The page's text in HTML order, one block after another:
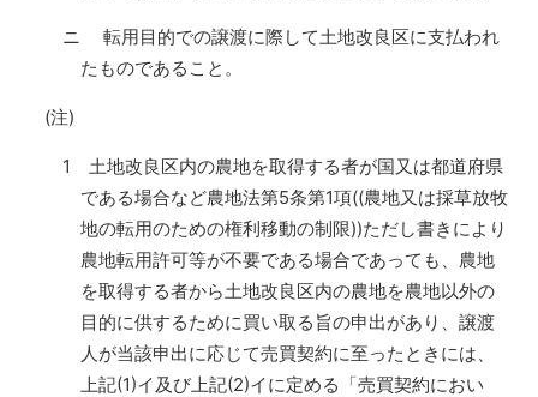
ニ 転用目的での譲渡に際して土地改良区に支払われ
たものであること。
(注)
1 土地改良区内の農地を取得する者が国又は都道府県
である場合など農地法第5条第1項((農地又は採草放牧
地の転用のための権利移動の制限))ただし書きにより
農地転用許可等が不要である場合であっても、農地
を取得する者から土地改良区内の農地を農地以外の
目的に供するために買い取る旨の申出があり、譲渡
人が当該申出に応じて売買契約に至ったときには、
上記(1)イ及び上記(2)イに定める「売買契約におい